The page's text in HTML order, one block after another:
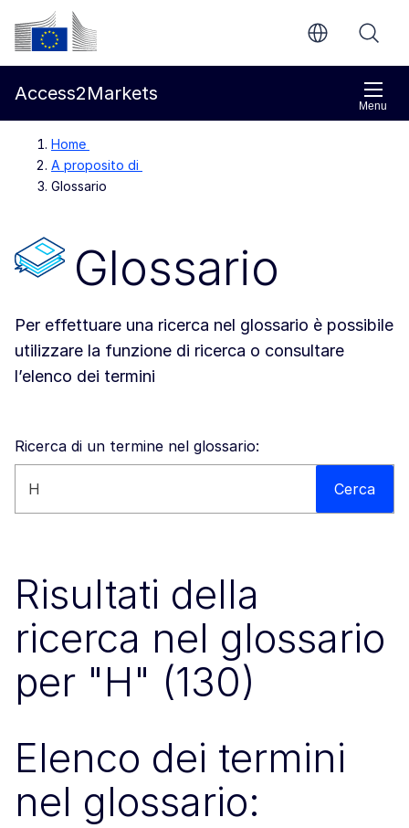
Vai al contenuto principale
Commissione europea
Menu
Access2Markets
Home
A proposito di
Glossario
Glossario
Per effettuare una ricerca nel glossario è possibile
utilizzare la funzione di ricerca o consultare
l’elenco dei termini
Ricerca di un termine nel glossario:
Cerca nel sito Cerca
Risultati della
ricerca nel glossario
per "H" (130)
Elenco dei termini
nel glossario: